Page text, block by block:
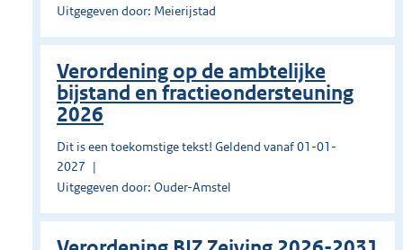
Uitgegeven door: Meierijstad
Verordening op de ambtelijke
bijstand en fractieondersteuning
2026
Dit is een toekomstige tekst! Geldend vanaf 01-01-
2027
Uitgegeven door: Ouder-Amstel